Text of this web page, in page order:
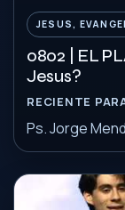
JESUS,
0802 | EL
Jesus?
RECIENTE
Ps. Jorge